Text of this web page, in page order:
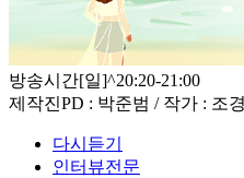
방송시간[일]^20:20-21:00
제작진PD : 박준범 / 작가 : 조
다시듣기
인터뷰전문